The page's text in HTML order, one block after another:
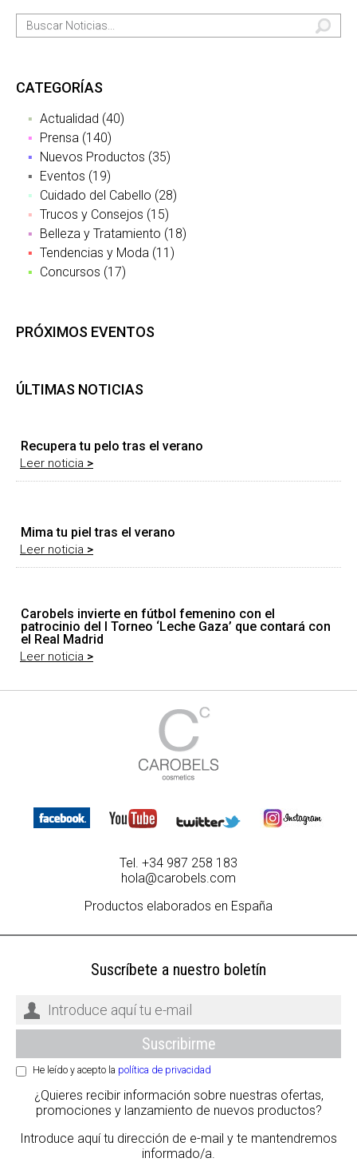
CATEGORÍAS
Actualidad (40)
Prensa (140)
Nuevos Productos (35)
Eventos (19)
Cuidado del Cabello (28)
Trucos y Consejos (15)
Belleza y Tratamiento (18)
Tendencias y Moda (11)
Concursos (17)
PRÓXIMOS EVENTOS
ÚLTIMAS NOTICIAS
Recupera tu pelo tras el verano
Leer noticia >
Mima tu piel tras el verano
Leer noticia >
Carobels invierte en fútbol femenino con el
patrocinio del I Torneo ‘Leche Gaza’ que contará con
el Real Madrid
Leer noticia >
Tel. +34 987 258 183
hola@carobels.com
Productos elaborados en España
Suscríbete a nuestro boletín
He leído y acepto la política de privacidad
¿Quieres recibir información sobre nuestras ofertas,
promociones y lanzamiento de nuevos productos?
Introduce aquí tu dirección de e-mail y te mantendremos
informado/a.